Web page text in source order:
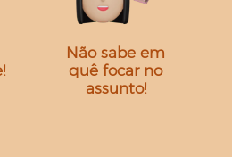
Não sabe em
quê focar no
assunto!